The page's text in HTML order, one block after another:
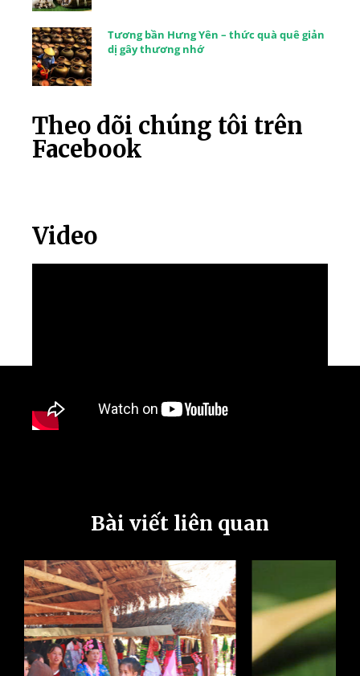
Tương bần Hưng Yên – thức quà quê giản
dị gây thương nhớ
Theo dõi chúng tôi trên
Facebook
Video
Bài viết liên quan